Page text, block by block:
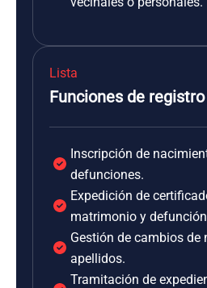
Lista
Funciones de
Inscripción de
defunciones.
Expedición de
matrimonio y
Gestión de cambios de
apellidos.
Tramitación de